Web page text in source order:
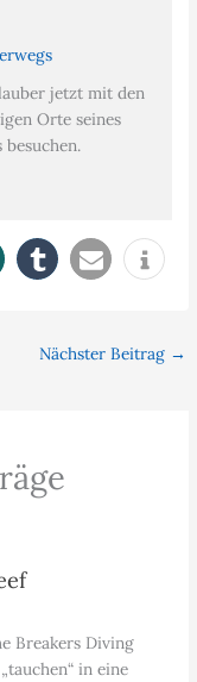
jetzt mit den
Orte seines
Nächster Beitrag →
Breakers Diving
in eine